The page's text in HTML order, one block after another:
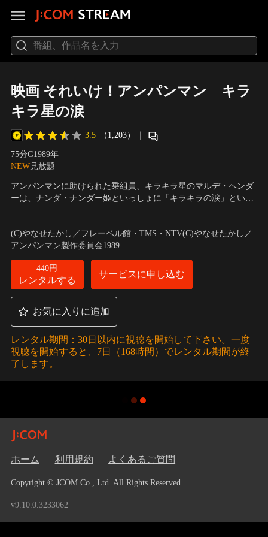
映画 それいけ！アンパンマン キラ
キラ星の涙
3.5 （1,203） ｜
75分G1989年
NEW見放題
アンパンマンに助けられた乗組員、キラキラ星のマルデ・ヘンダ
ーは、ナンダ・ナンダー姫といっしょに「キラキラの涙」という
(C)やなせたかし／フレーベル館・TMS・NTV(C)やなせたかし／
アンパンマン製作委員会1989
440円
レンタルする
サービスに申し込む
お気に入りに追加
レンタル期間：30日以内に視聴を開始して下さい。一度
視聴を開始すると、7日（168時間）でレンタル期間が終
了します。
ホーム 利用規約 よくあるご質問
Copyright © JCOM Co., Ltd. All Rights Reserved.
v9.10.0.3233062